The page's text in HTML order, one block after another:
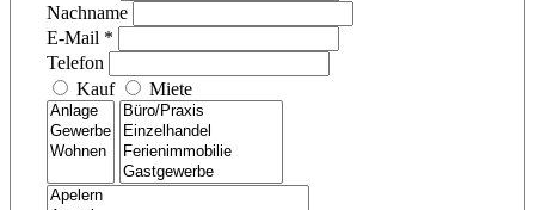
Nachname
E-Mail *
Telefon
Kauf
Miete